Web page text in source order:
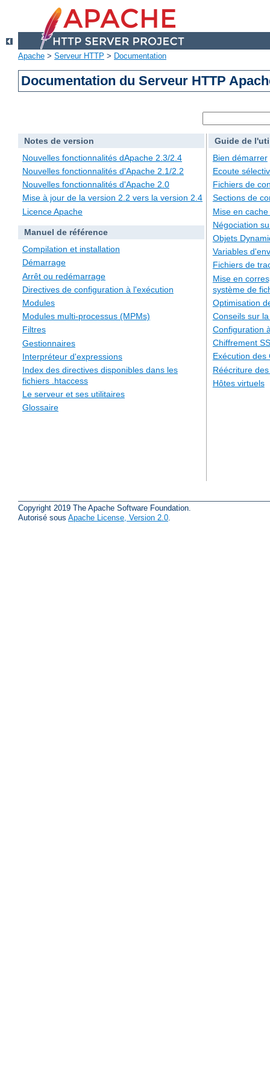
Apache > Serveur HTTP > Documentation
Documentation du Serveur HTTP
Notes de version
Nouvelles fonctionnalités dApache 2.3/2.4
Nouvelles fonctionnalités d'Apache 2.1/2.2
Nouvelles fonctionnalités d'Apache 2.0
Mise à jour de la version 2.2 vers la version 2.4
Licence Apache
Manuel de référence
Compilation et installation
Démarrage
Arrêt ou redémarrage
Directives de configuration à l'exécution
Modules
Modules multi-processus (MPMs)
Filtres
Gestionnaires
Interpréteur d'expressions
Index des directives disponibles dans les
fichiers .htaccess
Le serveur et ses utilitaires
Glossaire
Guide de
Bien démarrer
Ecoute
Fichiers de
Sections de
Mise en
Négociation
Objets
Variables
Fichiers de
Mise en
système de
Optimisation
Conseils sur
Configuration
Chiffrement
Exécution des
Réécriture
Hôtes virtuels
Copyright 2019 The Apache Software Foundation.
Autorisé sous Apache License, Version 2.0